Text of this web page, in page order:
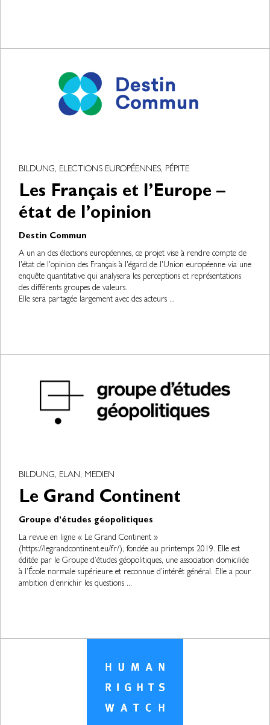
BILDUNG, ELECTIONS EUROPÉENNES, PÉPITE
Les Français et l’Europe –
état de l’opinion
Destin Commun
A un an des élections européennes, ce projet vise à rendre compte de
l'état de l'opinion des Français à l'égard de l'Union européenne via une
enquête quantitative qui analysera les perceptions et représentations
des différents groupes de valeurs.
Elle sera partagée largement avec des acteurs ...
BILDUNG, ELAN, MEDIEN
Le Grand Continent
Groupe d’études géopolitiques
La revue en ligne « Le Grand Continent »
(https://legrandcontinent.eu/fr/), fondée au printemps 2019. Elle est
éditée par le Groupe d’études géopolitiques, une association domiciliée
à l’École normale supérieure et reconnue d’intérêt général. Elle a pour
ambition d’enrichir les questions ...